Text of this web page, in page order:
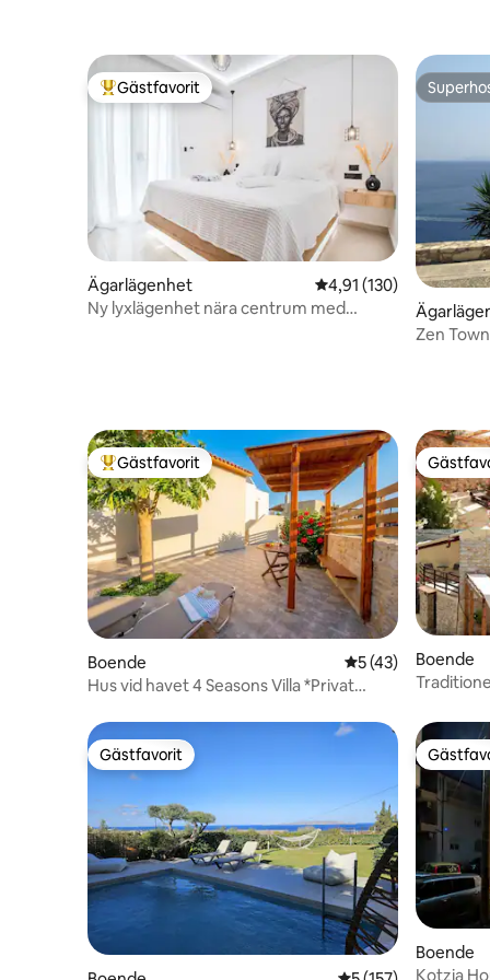
Populär gästfavorit
Gästfavorit
Ägarlägenhet 4,91 av 5 i
4,91 (130)
Ny lyxlägenhet nära centrum med
Zen
Populär gästfavorit
Gästfavorit
Boende 5 av 5 i
5 (43)
Hus vid havet 4 Seasons Villa *Privat
Boende
Gästfavorit
Gästfavorit
Boende
Kotzia